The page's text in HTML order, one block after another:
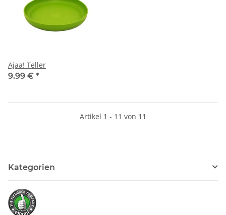
Ajaa! Teller
9.99 € *
Artikel 1 - 11 von 11
Kategorien